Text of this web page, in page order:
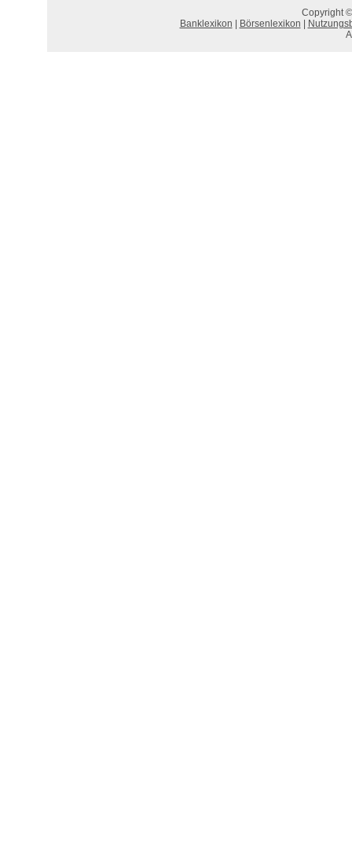
Copyright
Banklexikon
Börsenlexikon